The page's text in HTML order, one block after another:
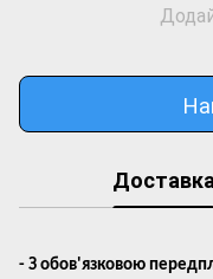
- З обов'язковою